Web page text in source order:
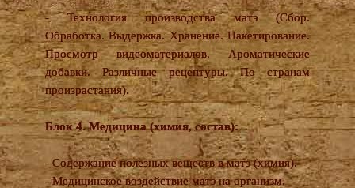
- Технология производства матэ (Сбор.
Обработка. Выдержка. Хранение. Пакетирование.
Просмотр видеоматериалов. Ароматические
добавки. Различные рецептуры. По странам
произрастания).
Блок 4. Медицина (химия, состав):
- Содержание полезных веществ в матэ (химия).
- Медицинское воздействие матэ на организм.